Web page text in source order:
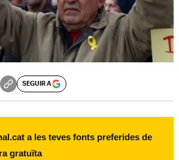
SEGUIR A
a les teves fonts preferides de
gratuïta